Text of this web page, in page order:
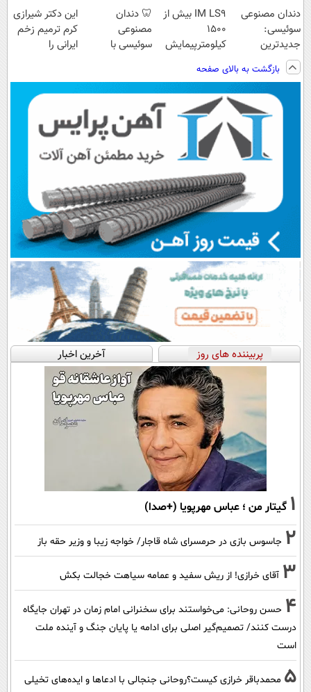
دندان مصنوعی
سوئیسی:
جدیدترین
فناوری اروپا،
سبک و مقاوم |
پرداخت قسطی
IM LS9 بیش از
1500
کیلومترپیمایش
🦷 دندان
مصنوعی
سوئیسی با
پرداخت در 4
قسط |📍 تهران
این دکتر شیرازی
کرم ترمیم زخم
ایرانی را
بازگشت به بالای صفحه
پربیننده های روز آخرین اخبار
1 گیتار من ؛ عباس مهرپویا (+صدا)
2 جاسوس بازی در حرمسرای شاه قاجار/ خواجه زیبا و وزیر حقه باز
3 آقای خرازی! از ریش سفید و عمامه سیاهت خجالت بکش
4 حسن روحانی: می‌خواستند برای سخنرانی امام زمان در تهران جایگاه
درست کنند/ تصمیم‌گیر اصلی برای ادامه یا پایان جنگ و آینده ملت
است
5 محمدباقر خرازی کیست؟روحانی جنجالی با ادعاها و ایده‌های تخیلی